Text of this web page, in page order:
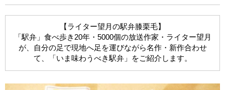
【ライター望月の駅弁膝栗毛】
「駅弁」食べ歩き20年・5000個の放送作家・ライター望月
が、自分の足で現地へ足を運びながら名作・新作合わせ
て、「いま味わうべき駅弁」をご紹介します。